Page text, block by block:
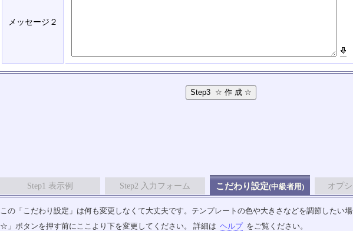
メッセージ２
Step1 表示例 Step2 入力フォーム こだわり設定(中級者用) オプ
この「こだわり設定」は何も変更しなくて大丈夫です。テンプレートの色や大きさなどを調節したい
☆」ボタンを押す前にここより下を変更してください。 詳細は ヘルプ をご覧ください。